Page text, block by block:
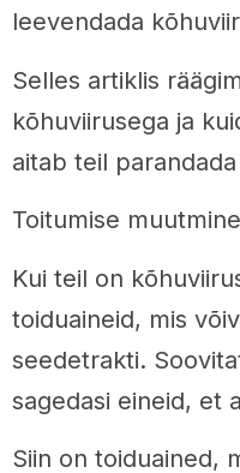
leevendada
Selles artiklis
kõhuviirusega ja
aitab teil
Toitumise
Kui teil on
toiduaineid, mis
seedetrakti.
sagedasi eineid, et
Siin on toiduained,